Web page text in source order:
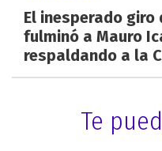
El inesperado giro
fulminó a Mauro
respaldando a la
Te